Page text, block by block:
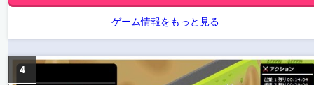
ゲーム情報をもっと見る
4